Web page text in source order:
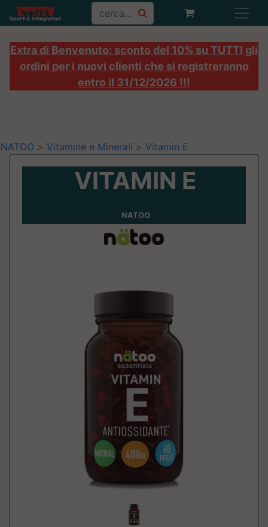
Extra di Benvenuto: sconto del 10% su TUTTI gli
ordini per i nuovi clienti che si registreranno
entro il 31/12/2026 !!!
NATOO > Vitamine e Minerali > Vitamin E
VITAMIN E
NATOO